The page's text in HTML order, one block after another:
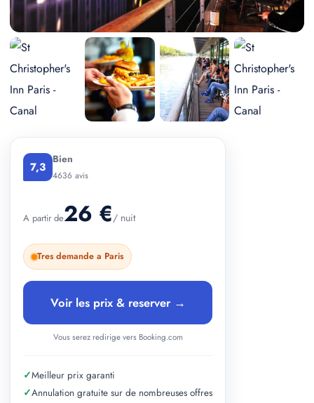
7,3 Bien
4636 avis
A partir de26 €/ nuit
Tres demande a Paris
Voir les prix & reserver →
Vous serez redirige vers Booking.com
✓Meilleur prix garanti
✓Annulation gratuite sur de nombreuses offres